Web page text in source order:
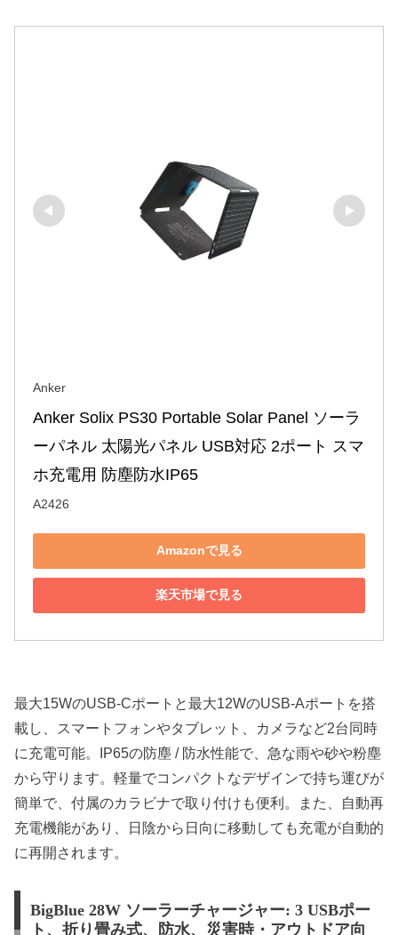
Anker
Anker Solix PS30 Portable Solar Panel ソーラ
ーパネル 太陽光パネル USB対応 2ポート スマ
ホ充電用 防塵防水IP65
A2426
Amazonで見る
楽天市場で見る
最大15WのUSB-Cポートと最大12WのUSB-Aポートを搭
載し、スマートフォンやタブレット、カメラなど2台同時
に充電可能。IP65の防塵 / 防水性能で、急な雨や砂や粉塵
から守ります。軽量でコンパクトなデザインで持ち運びが
簡単で、付属のカラビナで取り付けも便利。また、自動再
充電機能があり、日陰から日向に移動しても充電が自動的
に再開されます。
BigBlue 28W ソーラーチャージャー: 3 USBポー
ト、折り畳み式、防水、災害時・アウトドア向